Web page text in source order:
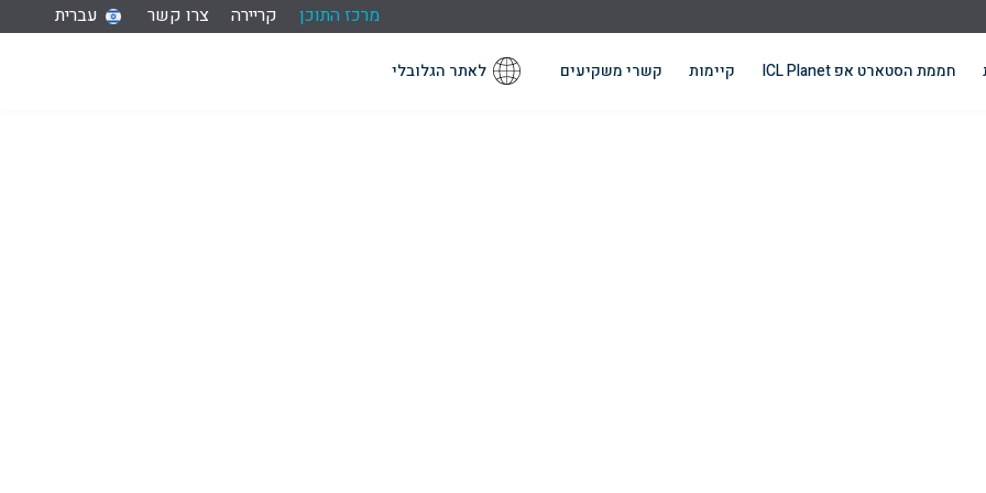
מרכז התוכן קריירה צרו קשר עברית
חממת הסטארט אפ ICL Planet קיימות קשרי משקיעים לאתר הגלובלי